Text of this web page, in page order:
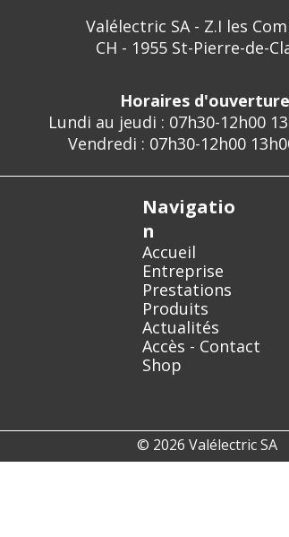
Valélectric SA - Z.I les
CH - 1955 St-Pierre-de-
Horaires
Lundi au jeudi : 07h30-12h00
Vendredi : 07h30-12h00
Navigatio
n
Accueil
Entreprise
Prestations
Produits
Actualités
Accès - Contact
Shop
© 2026 Valélectric SA